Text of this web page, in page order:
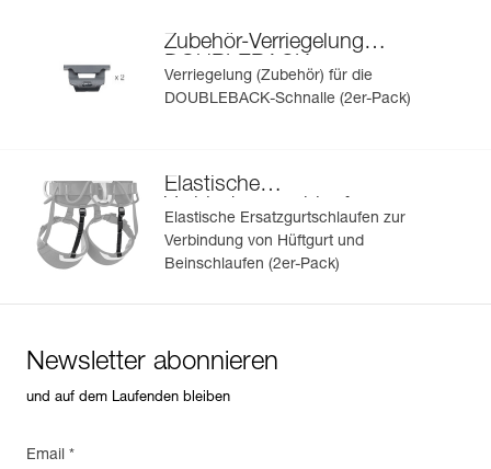
Zubehör-Verriegelung
DOUBLEBACK
Verriegelung (Zubehör) für die
DOUBLEBACK-Schnalle (2er-Pack)
Elastische
Verbindungsschlaufen
Hüftgurt/Beinschlaufen
Elastische Ersatzgurtschlaufen zur
Verbindung von Hüftgurt und
Beinschlaufen (2er-Pack)
Newsletter abonnieren
und auf dem Laufenden bleiben
Email *